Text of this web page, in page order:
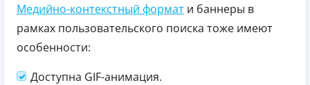
Медийно-контекстный формат и баннеры в
рамках пользовательского поиска тоже имеют
особенности:
Доступна GIF-анимация.